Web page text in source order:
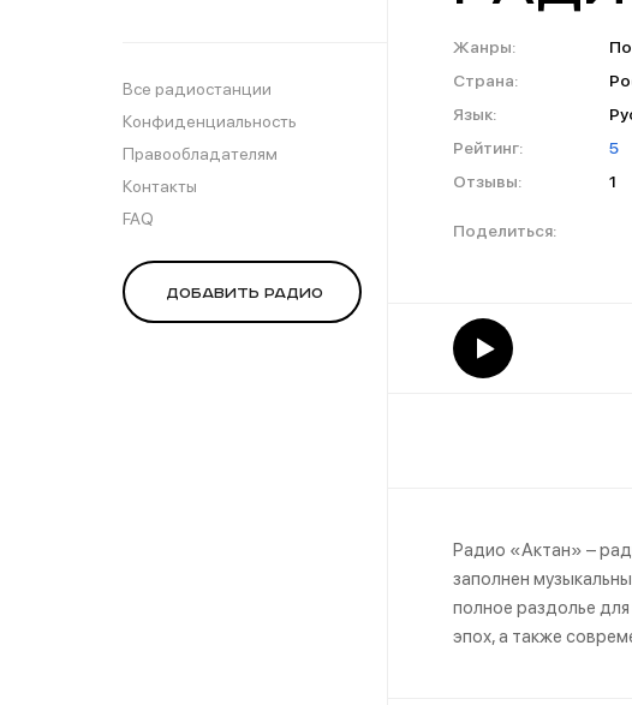
Жанры:
Страна:
Язык:
Рейтинг:
5
Отзывы:
1
Радио «Актан» –
заполнен
полное раздолье
эпох, а также
Все радиостанции
Конфиденциальность
Правообладателям
Контакты
FAQ
Добавить радио